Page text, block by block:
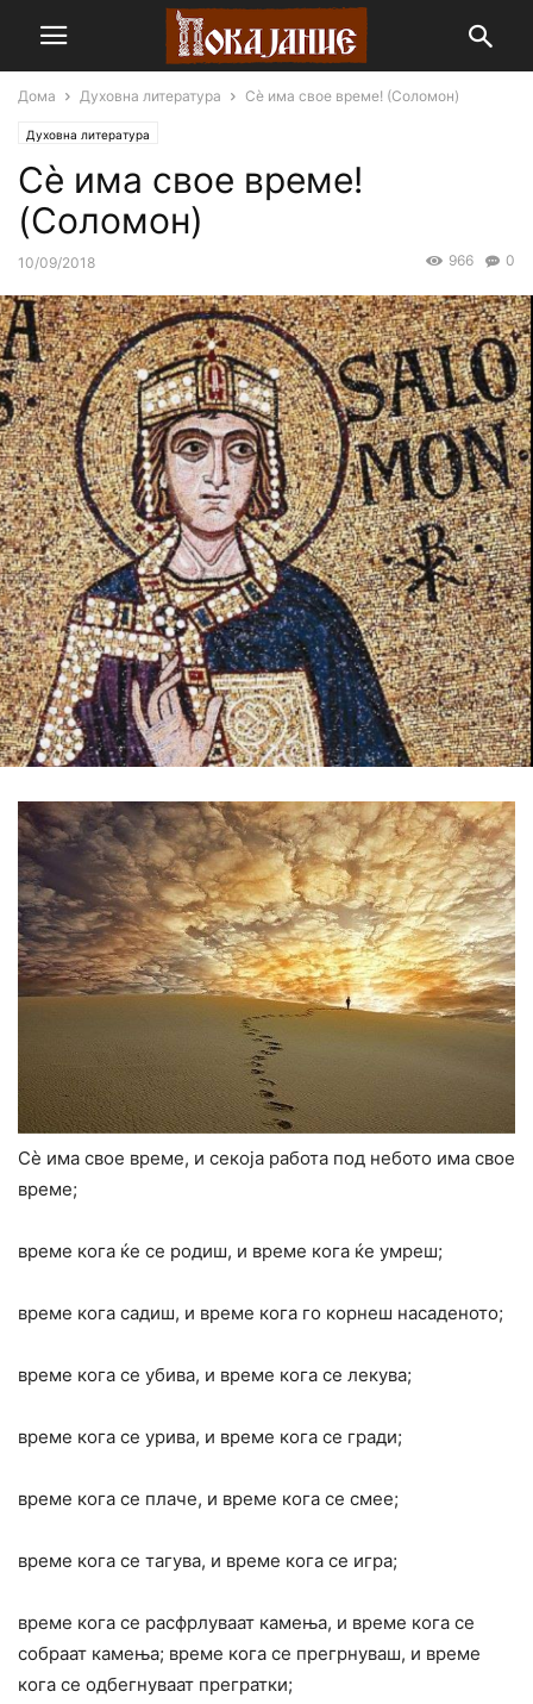
Дома Духовна литература Сè има свое време! (Соломон)
Духовна литература
Сè има свое време!
(Соломон)
10/09/2018 0
966
Сè има свое време, и секоја работа под небото има свое
време;
време кога ќе се родиш, и време кога ќе умреш;
време кога садиш, и време кога го корнеш насаденото;
време кога се убива, и време кога се лекува;
време кога се урива, и време кога се гради;
време кога се плаче, и време кога се смее;
време кога се тагува, и време кога се игра;
време кога се расфрлуваат камења, и време кога се
собраат камења; време кога се прегрнуваш, и време
кога се одбегнуваат прегратки;